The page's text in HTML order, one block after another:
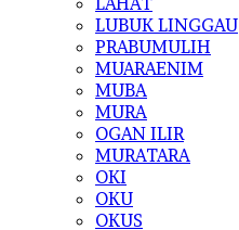
LUBUK LINGGAU
PRABUMULIH
MUARAENIM
MUBA
MURA
OGAN ILIR
MURATARA
OKI
OKU
OKUS